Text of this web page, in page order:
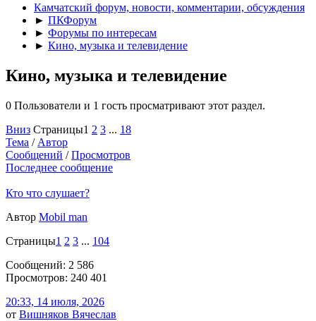
Камчатский форум, новости, комментарии, обсуждения
► ПКФорум
► Форумы по интересам
► Кино, музыка и телевидение
Кино, музыка и телевидение
0 Пользователи и 1 гость просматривают этот раздел.
Вниз Страницы1 2 3 ... 18
Тема / Автор
Сообщений /Просмотров
Последнее сообщение
Кто что слушает?
Автор Mobil man
Страницы1 2 3 ... 104
Сообщений: 2 586
Просмотров: 240 401
20:33, 14 июля, 2026
от Вишняков Вячеслав